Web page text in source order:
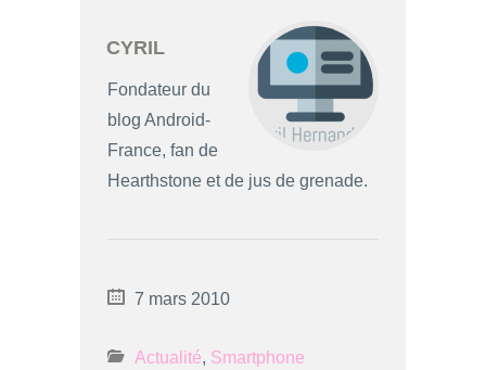
CYRIL
Fondateur du
blog Android-
France, fan de
Hearthstone et de jus de grenade.
7 mars 2010
Actualité, Smartphone